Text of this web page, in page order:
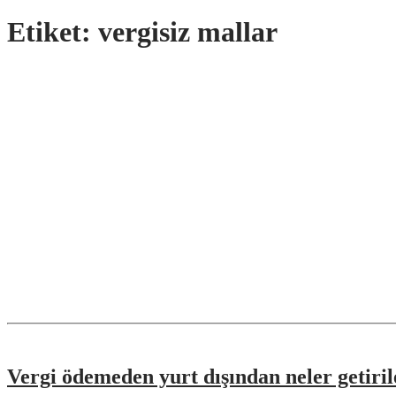
Etiket: vergisiz mallar
Vergi ödemeden yurt dışından neler